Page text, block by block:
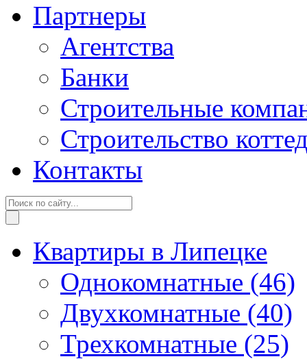
Партнеры
Агентства
Банки
Строительные
Строительство
Контакты
Квартиры в Липецке
Однокомнатные (46)
Двухкомнатные (40)
Трехкомнатные (25)